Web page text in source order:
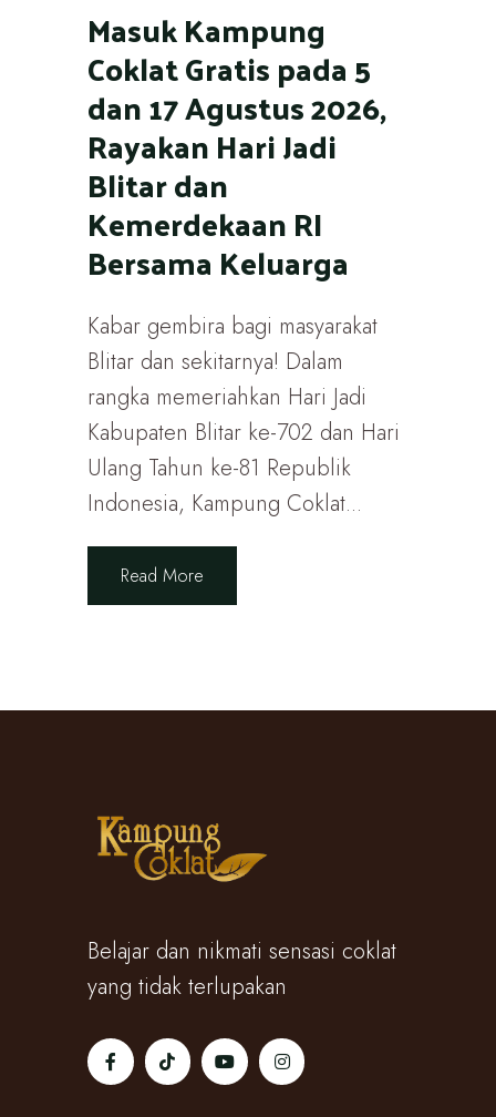
Masuk Kampung
Coklat Gratis pada 5
dan 17 Agustus 2026,
Rayakan Hari Jadi
Blitar dan
Kemerdekaan RI
Bersama Keluarga
Kabar gembira bagi masyarakat
Blitar dan sekitarnya! Dalam
rangka memeriahkan Hari Jadi
Kabupaten Blitar ke-702 dan Hari
Ulang Tahun ke-81 Republik
Indonesia, Kampung Coklat...
Read More
Belajar dan nikmati sensasi coklat
yang tidak terlupakan